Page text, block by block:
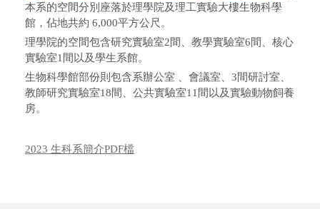
本系的空間分別座落於理學院及理工實驗大樓生物科學
館，佔地共約 6,000平方公尺。
理學院的空間包含研究實驗室2間、教學實驗室6間、核心
實驗室1間以及學生系館。
生物科學館部份則包含系辦公室 、會議室、3間研討室、
教師研究實驗室18間、公共實驗室11間以及實驗動物飼養
房。
2023 生科系簡介PDF檔